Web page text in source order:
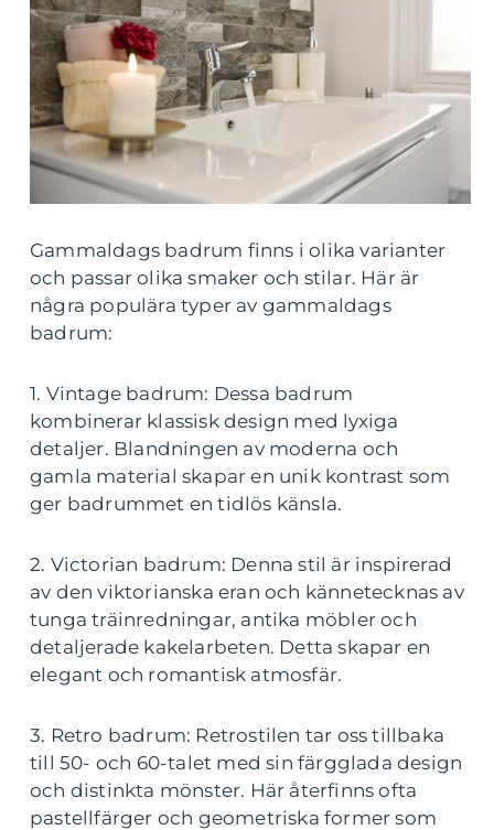
Gammaldags badrum finns i olika varianter
och passar olika smaker och stilar. Här är
några populära typer av gammaldags
badrum:
1. Vintage badrum: Dessa badrum
kombinerar klassisk design med lyxiga
detaljer. Blandningen av moderna och
gamla material skapar en unik kontrast som
ger badrummet en tidlös känsla.
2. Victorian badrum: Denna stil är inspirerad
av den viktorianska eran och kännetecknas av
tunga träinredningar, antika möbler och
detaljerade kakelarbeten. Detta skapar en
elegant och romantisk atmosfär.
3. Retro badrum: Retrostilen tar oss tillbaka
till 50- och 60-talet med sin färgglada design
och distinkta mönster. Här återfinns ofta
pastellfärger och geometriska former som